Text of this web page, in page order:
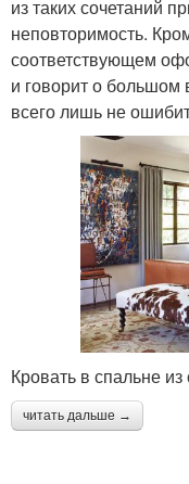
из таких сочетаний
неповторимость.
соответствующем
и говорит о большом
всего лишь не
Кровать в спальне
читать дальше →